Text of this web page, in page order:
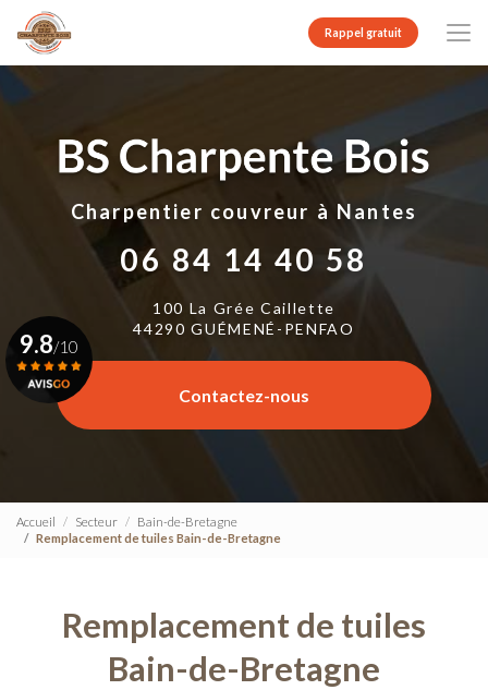
contenu
principal
Rappel gratuit
Charpentier couvreur à Nantes
06 84 14 40 58
100 La Grée Caillette
44290 GUÉMENÉ-PENFAO
Contactez-nous
9.8/10
Voir le certificat
Accueil Secteur
Bain-de-Bretagne
Remplacement de tuiles Bain-de-Bretagne
Remplacement de tuiles
Bain-de-Bretagne